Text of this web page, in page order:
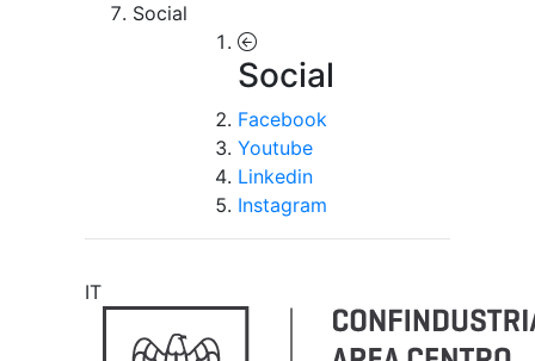
Social
Social
Facebook
Youtube
Linkedin
Instagram
IT